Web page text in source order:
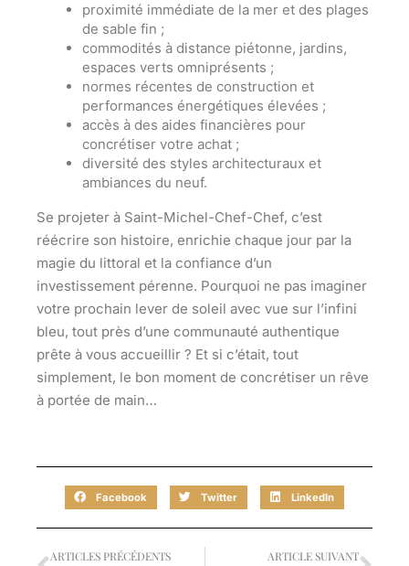
proximité immédiate de la mer et des plages
de sable fin ;
commodités à distance piétonne, jardins,
espaces verts omniprésents ;
normes récentes de construction et
performances énergétiques élevées ;
accès à des aides financières pour
concrétiser votre achat ;
diversité des styles architecturaux et
ambiances du neuf.
Se projeter à Saint-Michel-Chef-Chef, c’est
réécrire son histoire, enrichie chaque jour par la
magie du littoral et la confiance d’un
investissement pérenne. Pourquoi ne pas imaginer
votre prochain lever de soleil avec vue sur l’infini
bleu, tout près d’une communauté authentique
prête à vous accueillir ? Et si c’était, tout
simplement, le bon moment de concrétiser un rêve
à portée de main…
Facebook Twitter LinkedIn
ARTICLES PRÉCÉDENTS ARTICLE SUIVANT